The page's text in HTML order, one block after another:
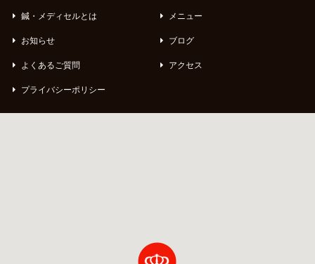
鍼・メディセルとは メニュー
お知らせ ブログ
よくあるご質問 アクセス
プライバシーポリシー